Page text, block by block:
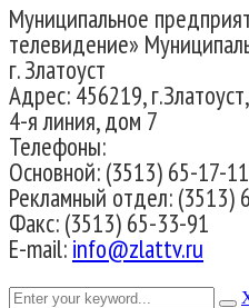
Муниципальное
телевидение»
г. Златоуст
Адрес: 456219,
4-я линия, дом 7
Телефоны:
Основной: (3513) 65-17-11
Рекламный отдел: (3513)
Факс: (3513) 65-33-91
E-mail:info@zlattv.ru